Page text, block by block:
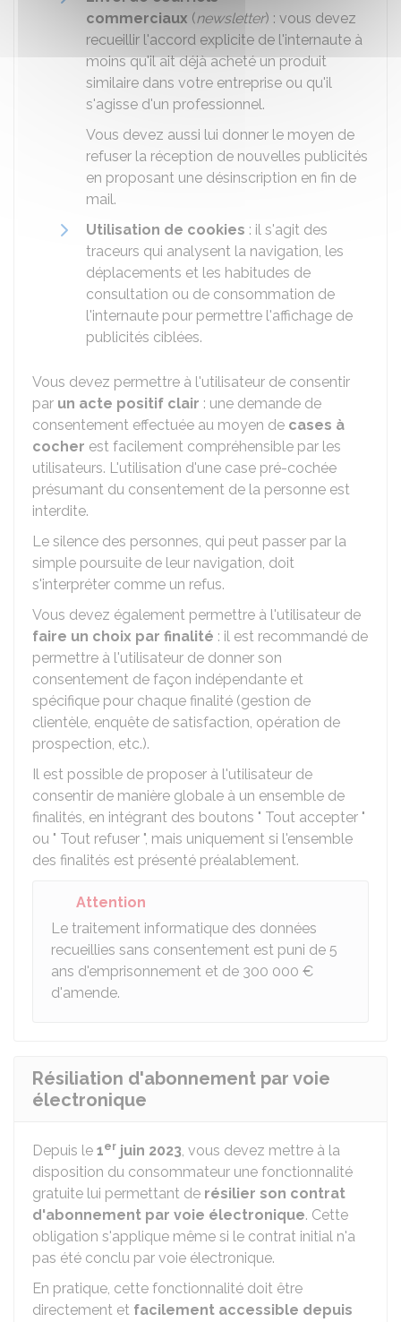
commerciaux (newsletter) : vous devez
recueillir l'accord explicite de l'internaute à
moins qu'il ait déjà acheté un produit
similaire dans votre entreprise ou qu'il
s'agisse d'un professionnel.
Vous devez aussi lui donner le moyen de
refuser la réception de nouvelles publicités
en proposant une désinscription en fin de
mail.
Utilisation de cookies : il s'agit des
traceurs qui analysent la navigation, les
déplacements et les habitudes de
consultation ou de consommation de
l'internaute pour permettre l'affichage de
publicités ciblées.
Vous devez permettre à l'utilisateur de consentir
par un acte positif clair : une demande de
consentement effectuée au moyen de cases à
cocher est facilement compréhensible par les
utilisateurs. L'utilisation d'une case pré-cochée
présumant du consentement de la personne est
interdite.
Le silence des personnes, qui peut passer par la
simple poursuite de leur navigation, doit
s'interpréter comme un refus.
Vous devez également permettre à l'utilisateur de
faire un choix par finalité : il est recommandé de
permettre à l'utilisateur de donner son
consentement de façon indépendante et
spécifique pour chaque finalité (gestion de
clientèle, enquête de satisfaction, opération de
prospection, etc.).
Il est possible de proposer à l'utilisateur de
consentir de manière globale à un ensemble de
finalités, en intégrant des boutons " Tout accepter "
ou " Tout refuser ", mais uniquement si l'ensemble
des finalités est présenté préalablement.
Attention
Le traitement informatique des données
recueillies sans consentement est puni de 5
ans d'emprisonnement et de 300 000 €
d'amende.
Résiliation d'abonnement par voie
électronique
Depuis le 1er juin 2023, vous devez mettre à la
disposition du consommateur une fonctionnalité
gratuite lui permettant de résilier son contrat
d'abonnement par voie électronique. Cette
obligation s'applique même si le contrat initial n'a
pas été conclu par voie électronique.
En pratique, cette fonctionnalité doit être
directement et facilement accessible depuis